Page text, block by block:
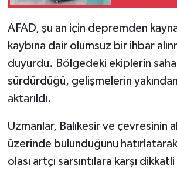
AFAD, şu an için depremden
kaybına dair olumsuz bir ihbar
duyurdu. Bölgedeki ekiplerin saha
sürdürdüğü, gelişmelerin
aktarıldı.
Uzmanlar, Balıkesir ve çevresinin
üzerinde bulunduğunu
olası artçı sarsıntılara karşı